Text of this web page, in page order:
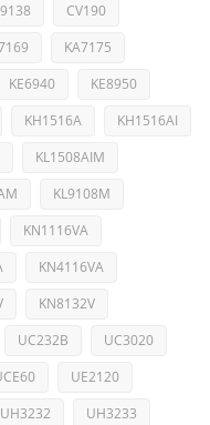
CV190
KA7175
KE6940
KE8950
KH1516A
KH1516AI
KL1508AIM
KL9108M
KN1116VA
KN4116VA
KN8132V
UC232B
UC3020
UE2120
UH3232
UH3233